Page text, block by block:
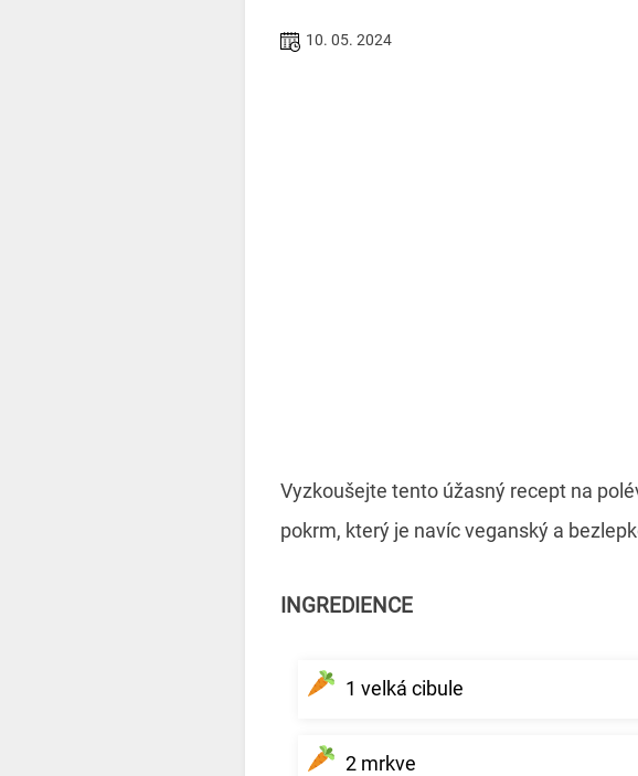
10. 05. 2024
Vyzkoušejte tento úžasný recept na
pokrm, který je navíc veganský a
INGREDIENCE
1 velká cibule
2 mrkve